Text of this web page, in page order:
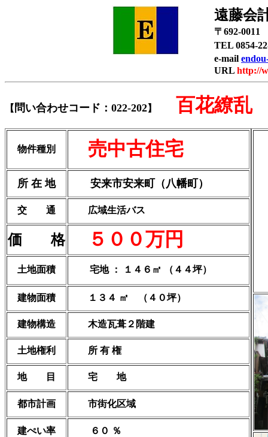
遠藤会
〒692-0011
TEL 0854-
e-mail
URL http://
【 問い合わせコード：022-202】 百花繚乱
物件種別 売中古住宅
所 在 地 安来市安来町（八幡町）
交 通 広域生活バス
価 格 ５００万円
土地面積 宅地 ： １４６㎡ （４４坪）
建物面積 １３４ ㎡ （４０坪）
建物構造 木造瓦葺２階建
土地権利 所 有 権
地 目 宅 地
都市計画 市街化区域
建ぺい率 ６０ ％